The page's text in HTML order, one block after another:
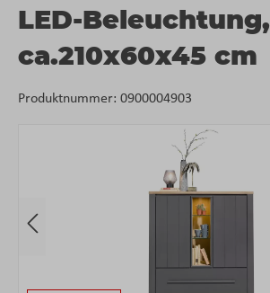
LED-Beleuchtung,
ca.210x60x45 cm
Produktnummer: 0900004903